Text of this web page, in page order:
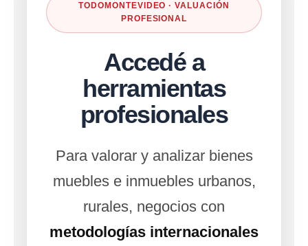
TODOMONTEVIDEO · VALUACIÓN
PROFESIONAL
Accedé a
herramientas
profesionales
Para valorar y analizar bienes
muebles e inmuebles urbanos,
rurales, negocios con
metodologías internacionales